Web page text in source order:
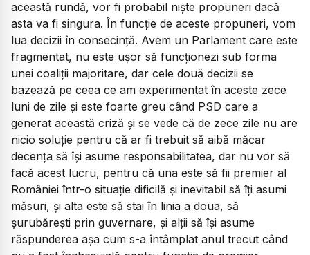
această rundă, vor fi probabil niște propuneri dacă
asta va fi singura. În funcție de aceste propuneri, vom
lua decizii în consecință. Avem un Parlament care este
fragmentat, nu este ușor să funcționezi sub forma
unei coaliții majoritare, dar cele două decizii se
bazează pe ceea ce am experimentat în aceste zece
luni de zile și este foarte greu când PSD care a
generat această criză și se vede că de zece zile nu are
nicio soluție pentru că ar fi trebuit să aibă măcar
decența să își asume responsabilitatea, dar nu vor să
facă acest lucru, pentru că una este să fii premier al
României într-o situație dificilă și inevitabil să îți asumi
măsuri, și alta este să stai în linia a doua, să
șurubărești prin guvernare, și alții să își asume
răspunderea așa cum s-a întâmplat anul trecut când